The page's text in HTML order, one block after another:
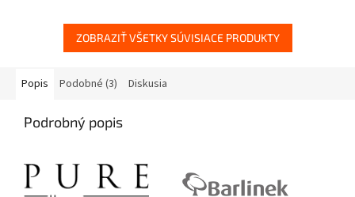
ZOBRAZIŤ VŠETKY SÚVISIACE PRODUKTY
Popis Podobné (3) Diskusia
Podrobný popis